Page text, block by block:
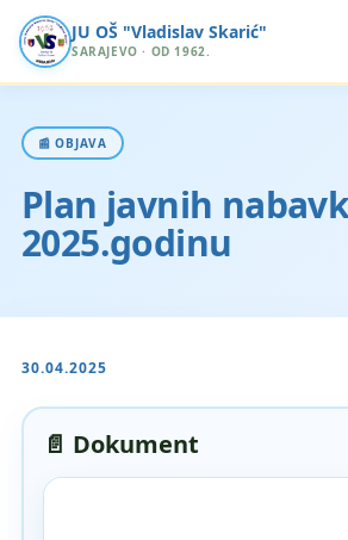
JU OŠ "Vladislav Skarić"
SARAJEVO · OD 1962.
📰 OBJAVA
Plan javnih
2025.godinu
30.04.2025
📄 Dokument